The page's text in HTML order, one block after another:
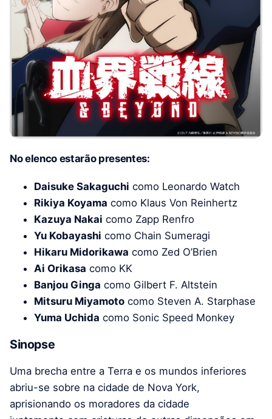
No elenco estarão presentes:
Daisuke Sakaguchi como Leonardo Watch
Rikiya Koyama como Klaus Von Reinhertz
Kazuya Nakai como Zapp Renfro
Yu Kobayashi como Chain Sumeragi
Hikaru Midorikawa como Zed O’Brien
Ai Orikasa como KK
Banjou Ginga como Gilbert F. Altstein
Mitsuru Miyamoto como Steven A. Starphase
Yuma Uchida como Sonic Speed ​​Monkey
Sinopse
Uma brecha entre a Terra e os mundos inferiores
abriu-se sobre na cidade de Nova York,
aprisionando os moradores da cidade